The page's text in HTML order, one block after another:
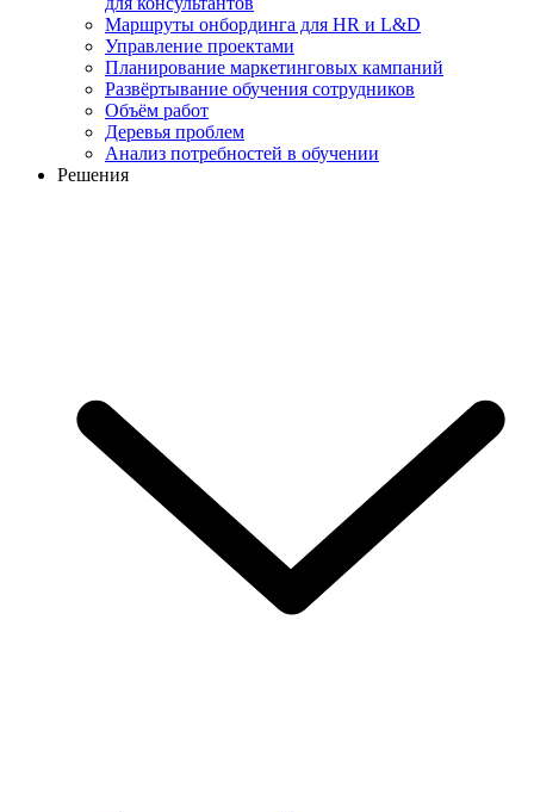
Маршруты онбординга для HR и L&D
Управление проектами
Планирование маркетинговых кампаний
Развёртывание обучения сотрудников
Объём работ
Деревья проблем
Анализ потребностей в обучении
Решения